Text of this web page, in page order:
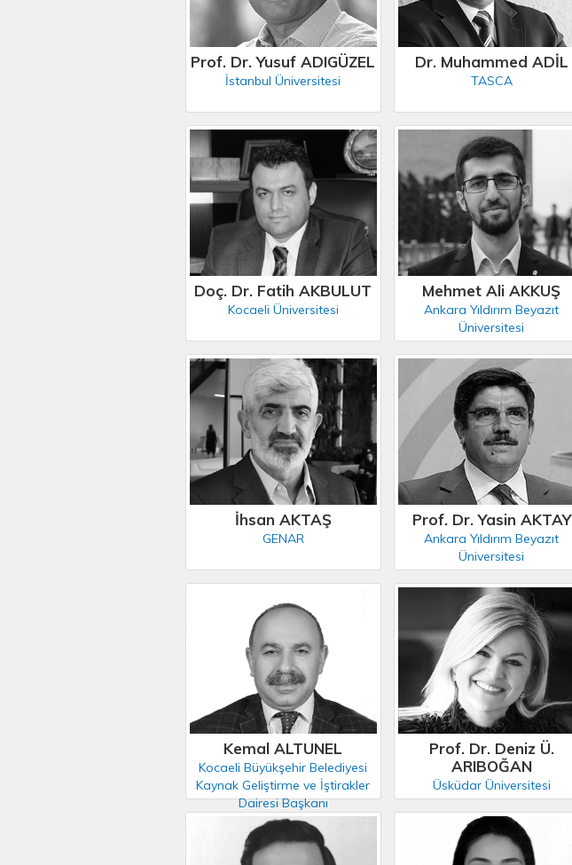
Prof. Dr. Yusuf ADIGÜZEL
İstanbul Üniversitesi
Dr. Muhammed ADİL
TASCA
Doç. Dr. Fatih AKBULUT
Kocaeli Üniversitesi
Mehmet Ali AKKUŞ
Ankara Yıldırım Beyazıt
Üniversitesi
İhsan AKTAŞ
GENAR
Prof. Dr. Yasin AKTAY
Ankara Yıldırım Beyazıt
Üniversitesi
Kemal ALTUNEL
Kocaeli Büyükşehir Belediyesi
Kaynak Geliştirme ve İştirakler
Dairesi Başkanı
Prof. Dr. Deniz Ü.
ARIBOĞAN
Üsküdar Üniversitesi